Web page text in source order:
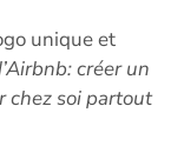
unique et
créer un
chez soi partout